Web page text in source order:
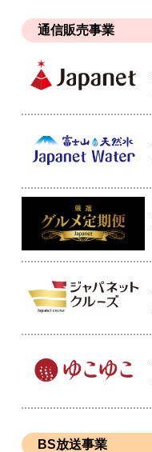
通信販売事業
BS放送事業